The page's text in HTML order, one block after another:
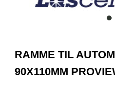
of
1
RAMME TIL
90X110MM